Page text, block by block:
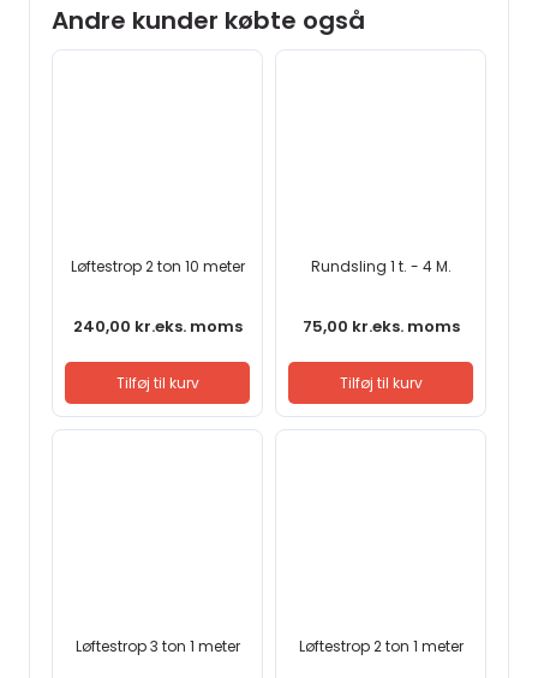
Andre kunder købte også
Løftestrop 2 ton 10 meter
240,00 kr.eks. moms
Tilføj til kurv
Rundsling 1 t. - 4 M.
75,00 kr.eks. moms
Tilføj til kurv
Løftestrop 3 ton 1 meter Løftestrop 2 ton 1 meter